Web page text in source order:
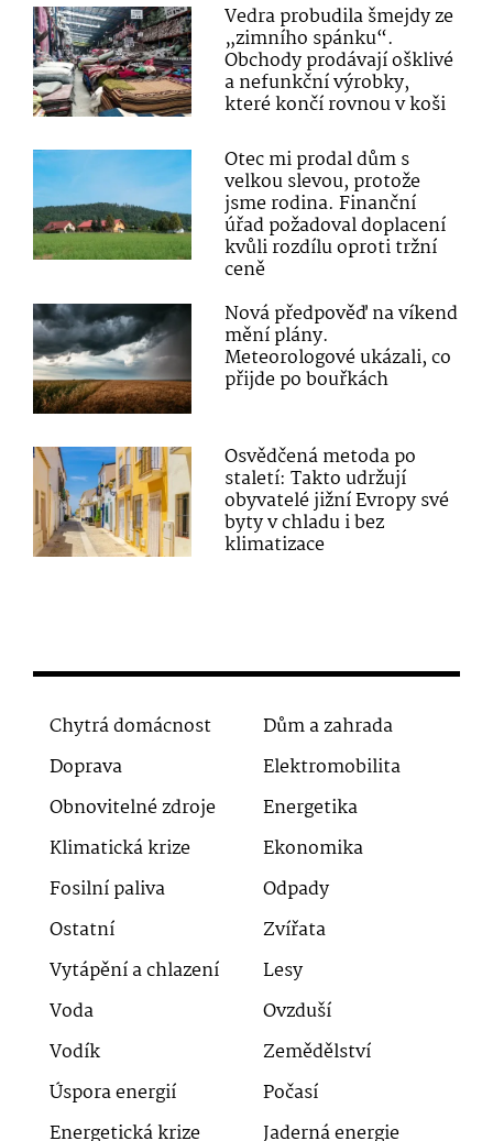
Vedra probudila šmejdy ze
„zimního spánku“.
Obchody prodávají ošklivé
a nefunkční výrobky,
které končí rovnou v koši
Otec mi prodal dům s
velkou slevou, protože
jsme rodina. Finanční
úřad požadoval doplacení
kvůli rozdílu oproti tržní
ceně
Nová předpověď na víkend
mění plány.
Meteorologové ukázali, co
přijde po bouřkách
Osvědčená metoda po
staletí: Takto udržují
obyvatelé jižní Evropy své
byty v chladu i bez
klimatizace
Chytrá domácnost
Dům a zahrada
Doprava
Elektromobilita
Obnovitelné zdroje
Energetika
Klimatická krize
Ekonomika
Fosilní paliva
Odpady
Ostatní
Zvířata
Vytápění a chlazení
Lesy
Voda
Ovzduší
Vodík
Zemědělství
Úspora energií
Počasí
Energetická krize
Jaderná energie